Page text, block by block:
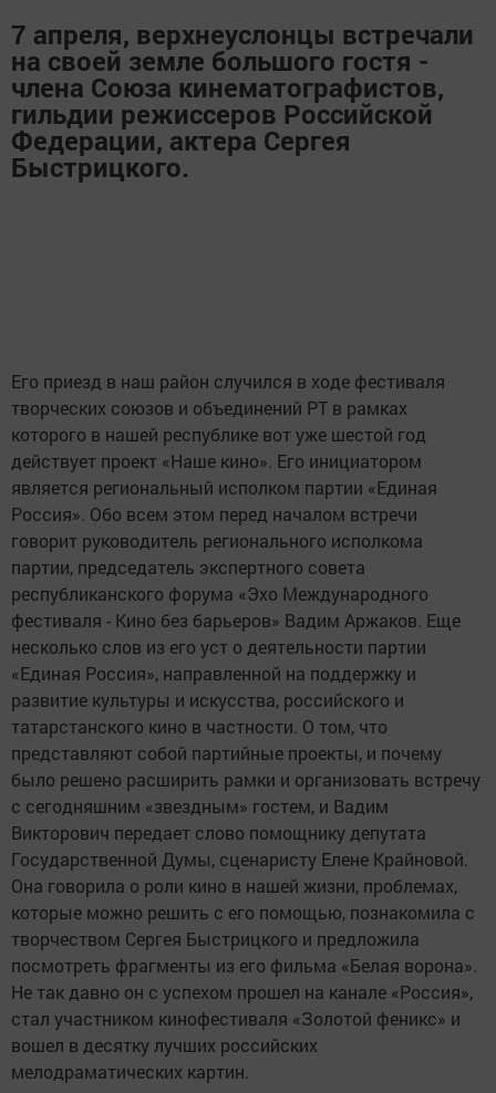
7 апреля, верхнеуслонцы встречали
на своей земле большого гостя -
члена Союза кинематографистов,
гильдии режиссеров Российской
Федерации, актера Сергея
Быстрицкого.
Его приезд в наш район случился в ходе фестиваля
творческих союзов и объединений РТ в рамках
которого в нашей республике вот уже шестой год
действует проект «Наше кино». Его инициатором
является региональный исполком партии «Единая
Россия». Обо всем этом перед началом встречи
говорит руководитель регионального исполкома
партии, председатель экспертного совета
республиканского форума «Эхо Международного
фестиваля - Кино без барьеров» Вадим Аржаков. Еще
несколько слов из его уст о деятельности партии
«Единая Россия», направленной на поддержку и
развитие культуры и искусства, российского и
татарстанского кино в частности. О том, что
представляют собой партийные проекты, и почему
было решено расширить рамки и организовать встречу
с сегодняшним «звездным» гостем, и Вадим
Викторович передает слово помощнику депутата
Государственной Думы, сценаристу Елене Крайновой.
Она говорила о роли кино в нашей жизни, проблемах,
которые можно решить с его помощью, познакомила с
творчеством Сергея Быстрицкого и предложила
посмотреть фрагменты из его фильма «Белая ворона».
Не так давно он с успехом прошел на канале «Россия»,
стал участником кинофестиваля «Золотой феникс» и
вошел в десятку лучших российских
мелодраматических картин.